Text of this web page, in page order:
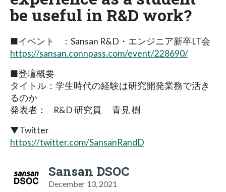
be useful in R&D work?
■イベント ：Sansan R&D・エンジニア新卒LT会
https://sansan.connpass.com/event/228690/
■登壇概要
タイトル：学⽣時代の経験は研究開発業務で活き
るのか
発表者： R&D 研究員 青見 樹
▼Twitter
https://twitter.com/SansanRandD
Sansan DSOC
December 13, 2021